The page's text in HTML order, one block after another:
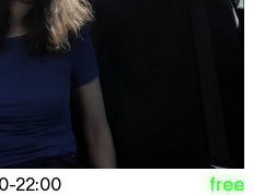
-22:00 free